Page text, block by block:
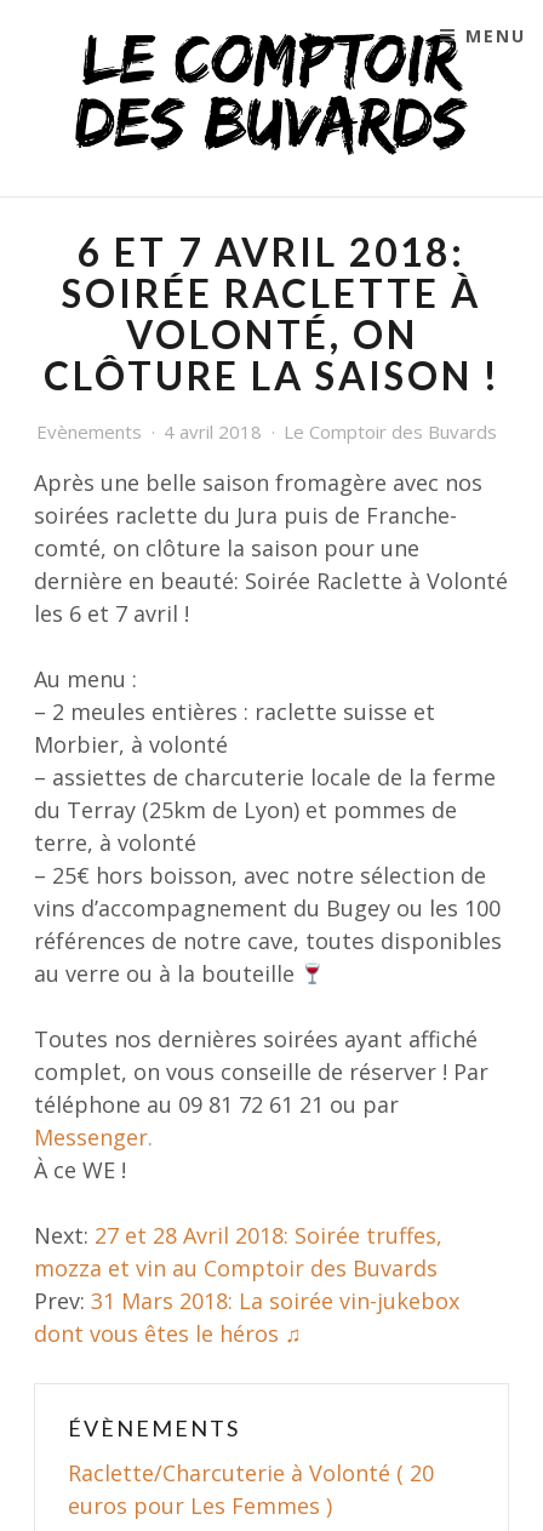
SKIP TO CONTENT
ET BAR À VIN À LYON
MENU
6 ET 7 AVRIL 2018:
SOIRÉE RACLETTE À
VOLONTÉ, ON
CLÔTURE LA SAISON !
Evènements 4 avril 2018 Le Comptoir des Buvards
Après une belle saison fromagère avec nos
soirées raclette du Jura puis de Franche-
comté, on clôture la saison pour une
dernière en beauté: Soirée Raclette à Volonté
les 6 et 7 avril !
Au menu :
– 2 meules entières : raclette suisse et
Morbier, à volonté
– assiettes de charcuterie locale de la ferme
du Terray (25km de Lyon) et pommes de
terre, à volonté
– 25€ hors boisson, avec notre sélection de
vins d’accompagnement du Bugey ou les 100
références de notre cave, toutes disponibles
au verre ou à la bouteille
Toutes nos dernières soirées ayant affiché
complet, on vous conseille de réserver ! Par
téléphone au 09 81 72 61 21 ou par
Messenger.
À ce WE !
P
o
s
Next: 27 et 28 Avril 2018: Soirée truffes,
mozza et vin au Comptoir des Buvards
Prev: 31 Mars 2018: La soirée vin-jukebox
dont vous êtes le héros ♫
ÉVÈNEMENTS
Raclette/Charcuterie à Volonté ( 20
euros pour Les Femmes )